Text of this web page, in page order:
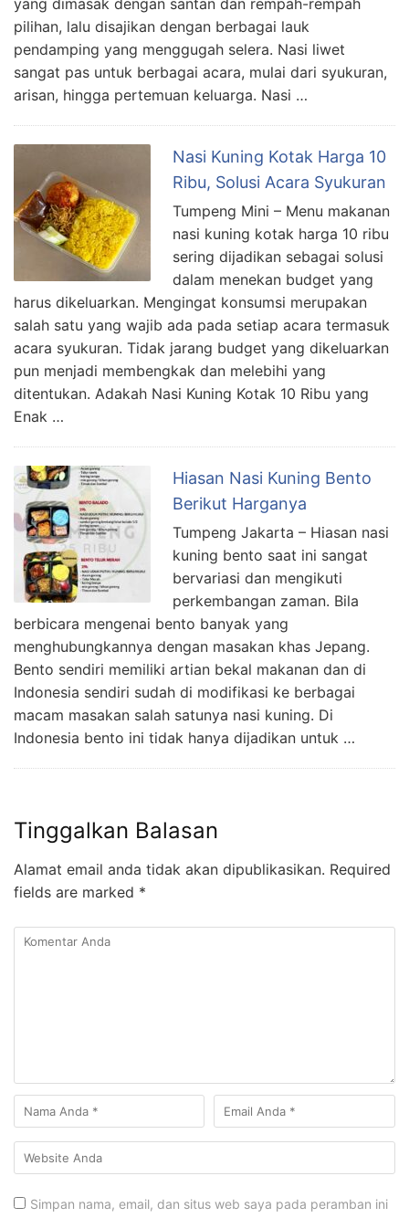
yang dimasak dengan santan dan rempah-rempah
pilihan, lalu disajikan dengan berbagai lauk
pendamping yang menggugah selera. Nasi liwet
sangat pas untuk berbagai acara, mulai dari syukuran,
arisan, hingga pertemuan keluarga. Nasi …
Nasi Kuning Kotak Harga 10
Ribu, Solusi Acara Syukuran
Tumpeng Mini – Menu makanan
nasi kuning kotak harga 10 ribu
sering dijadikan sebagai solusi
dalam menekan budget yang
harus dikeluarkan. Mengingat konsumsi merupakan
salah satu yang wajib ada pada setiap acara termasuk
acara syukuran. Tidak jarang budget yang dikeluarkan
pun menjadi membengkak dan melebihi yang
ditentukan. Adakah Nasi Kuning Kotak 10 Ribu yang
Enak …
Hiasan Nasi Kuning Bento
Berikut Harganya
Tumpeng Jakarta – Hiasan nasi
kuning bento saat ini sangat
bervariasi dan mengikuti
perkembangan zaman. Bila
berbicara mengenai bento banyak yang
menghubungkannya dengan masakan khas Jepang.
Bento sendiri memiliki artian bekal makanan dan di
Indonesia sendiri sudah di modifikasi ke berbagai
macam masakan salah satunya nasi kuning. Di
Indonesia bento ini tidak hanya dijadikan untuk …
Tinggalkan Balasan
Alamat email anda tidak akan dipublikasikan. Required
fields are marked *
Simpan nama, email, dan situs web saya pada peramban ini